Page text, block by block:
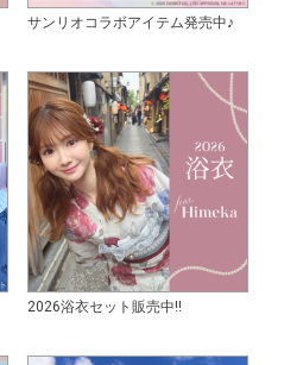
サンリオコラボアイテム発売中♪
2026浴衣セット販売中!!